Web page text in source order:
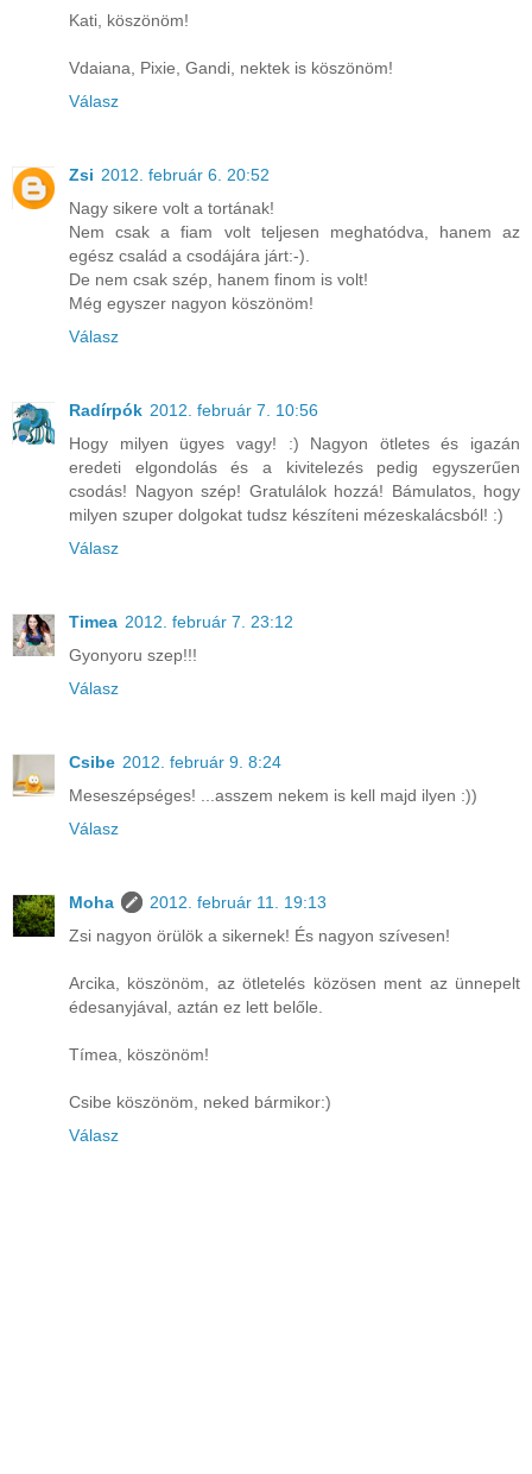
Kati, köszönöm!
Vdaiana, Pixie, Gandi, nektek is köszönöm!
Válasz
Zsi 2012. február 6. 20:52
Nagy sikere volt a tortának!
Nem csak a fiam volt teljesen meghatódva, hanem az
egész család a csodájára járt:-).
De nem csak szép, hanem finom is volt!
Még egyszer nagyon köszönöm!
Válasz
Radírpók 2012. február 7. 10:56
Hogy milyen ügyes vagy! :) Nagyon ötletes és igazán
eredeti elgondolás és a kivitelezés pedig egyszerűen
csodás! Nagyon szép! Gratulálok hozzá! Bámulatos, hogy
milyen szuper dolgokat tudsz készíteni mézeskalácsból! :)
Válasz
Timea 2012. február 7. 23:12
Gyonyoru szep!!!
Válasz
Csibe 2012. február 9. 8:24
Meseszépséges! ...asszem nekem is kell majd ilyen :))
Válasz
Moha
2012. február 11. 19:13
Zsi nagyon örülök a sikernek! És nagyon szívesen!
Arcika, köszönöm, az ötletelés közösen ment az ünnepelt
édesanyjával, aztán ez lett belőle.
Tímea, köszönöm!
Csibe köszönöm, neked bármikor:)
Válasz